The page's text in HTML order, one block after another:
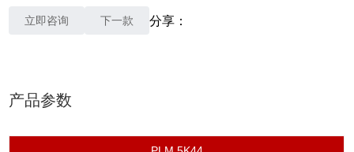
立即咨询 下一款 分享：
产品参数